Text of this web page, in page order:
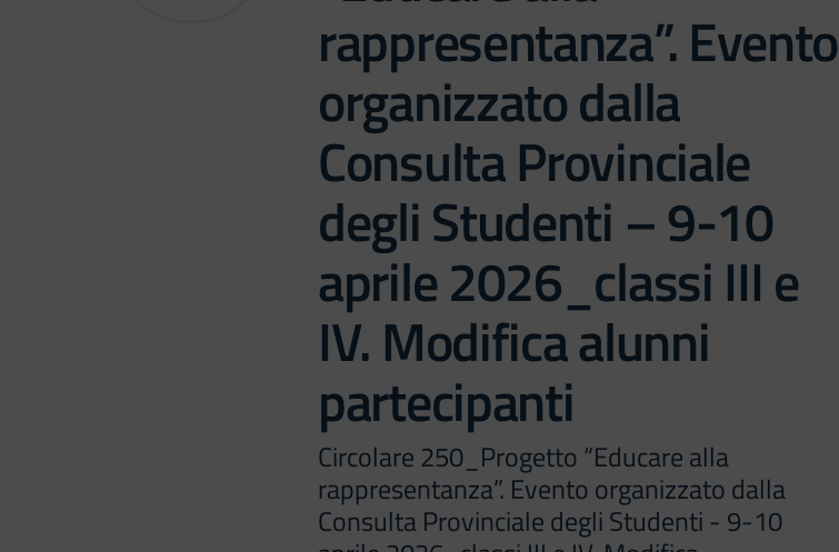
rappresentanza”. Evento
organizzato dalla
Consulta Provinciale
degli Studenti – 9-10
aprile 2026_classi III e
IV. Modifica alunni
partecipanti
Circolare 250_Progetto “Educare alla
rappresentanza”. Evento organizzato dalla
Consulta Provinciale degli Studenti - 9-10